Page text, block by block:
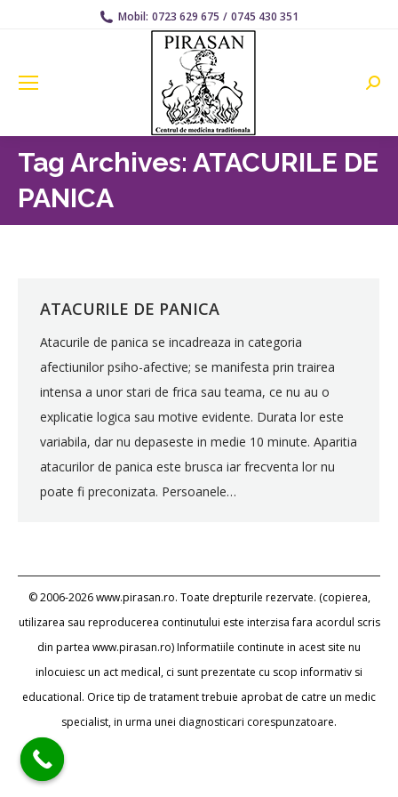
Mobil: 0723 629 675 / 0745 430 351
Tag Archives: ATACURILE DE
PANICA
ATACURILE DE PANICA
Atacurile de panica se incadreaza in categoria
afectiunilor psiho-afective; se manifesta prin trairea
intensa a unor stari de frica sau teama, ce nu au o
explicatie logica sau motive evidente. Durata lor este
variabila, dar nu depaseste in medie 10 minute. Aparitia
atacurilor de panica este brusca iar frecventa lor nu
poate fi preconizata. Persoanele…
© 2006-2026 www.pirasan.ro. Toate drepturile rezervate. (copierea,
utilizarea sau reproducerea continutului este interzisa fara acordul scris
din partea www.pirasan.ro) Informatiile continute in acest site nu
inlocuiesc un act medical, ci sunt prezentate cu scop informativ si
educational. Orice tip de tratament trebuie aprobat de catre un medic
specialist, in urma unei diagnosticari corespunzatoare.